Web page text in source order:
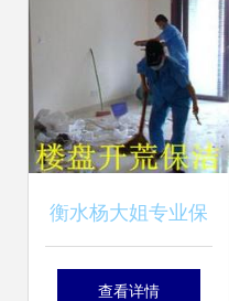
衡水杨大姐专业保
洁美缝公司 品质家
查看详情